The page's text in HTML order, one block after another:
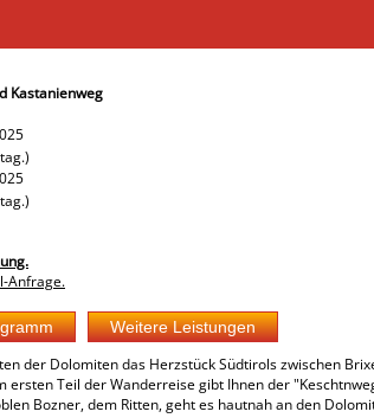
Kastanienweg
Anfrage.
der Dolomiten das Herzstück Südtirols zwischen
Teil der Wanderreise gibt Ihnen der
Bozner, dem Ritten, geht es hautnah an den